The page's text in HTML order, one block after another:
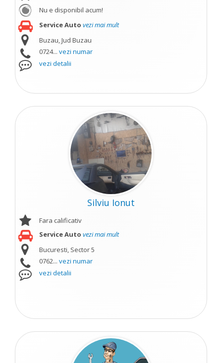
Nu e disponibil acum!
Service Auto vezi mai mult
Buzau, Jud Buzau
0724... vezi numar
vezi detalii
Silviu Ionut
Fara calificativ
Service Auto vezi mai mult
Bucuresti, Sector 5
0762... vezi numar
vezi detalii